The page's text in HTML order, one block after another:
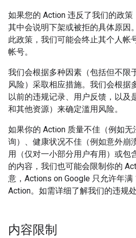
如果您的 Action 违反了我们的政策
其中会说明下架或被拒的具体原因
此政策，我们可能会终止其个人帐
帐号。
我们会根据多种因素（包括但不限
风险）采取相应措施。我们会根据
以前的违规记录、用户反馈，以及
和其他资源）来确定滥用风险。
如果你的 Action 质量不佳（例如无
询）、健康状况不佳（例如意外崩
用（仅对一小部分用户有用）或包
的内容，我们也可能会限制你的
意，Actions on Google 只允许年
Action。如需详细了解我们的违规
内容限制